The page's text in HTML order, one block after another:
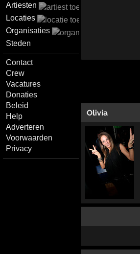
Artiesten
Locaties
Organisaties
Steden
Contact
Crew
Vacatures
Donaties
Beleid
Help
Adverteren
Voorwaarden
Privacy
Olivia